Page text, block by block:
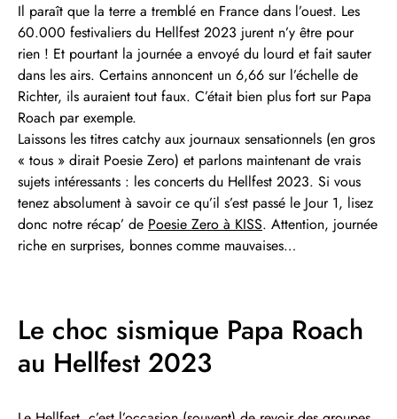
Il paraît que la terre a tremblé en France dans l’ouest. Les
60.000 festivaliers du Hellfest 2023 jurent n’y être pour
rien ! Et pourtant la journée a envoyé du lourd et fait sauter
dans les airs. Certains annoncent un 6,66 sur l’échelle de
Richter, ils auraient tout faux. C’était bien plus fort sur Papa
Roach par exemple.
Laissons les titres catchy aux journaux sensationnels (en gros
« tous » dirait Poesie Zero) et parlons maintenant de vrais
sujets intéressants : les concerts du Hellfest 2023. Si vous
tenez absolument à savoir ce qu’il s’est passé le Jour 1, lisez
donc notre récap’ de Poesie Zero à KISS. Attention, journée
riche en surprises, bonnes comme mauvaises…
Le choc sismique Papa Roach
au Hellfest 2023